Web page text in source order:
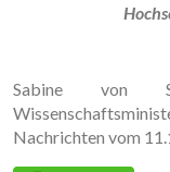
Sabine von
Nachrichten vom